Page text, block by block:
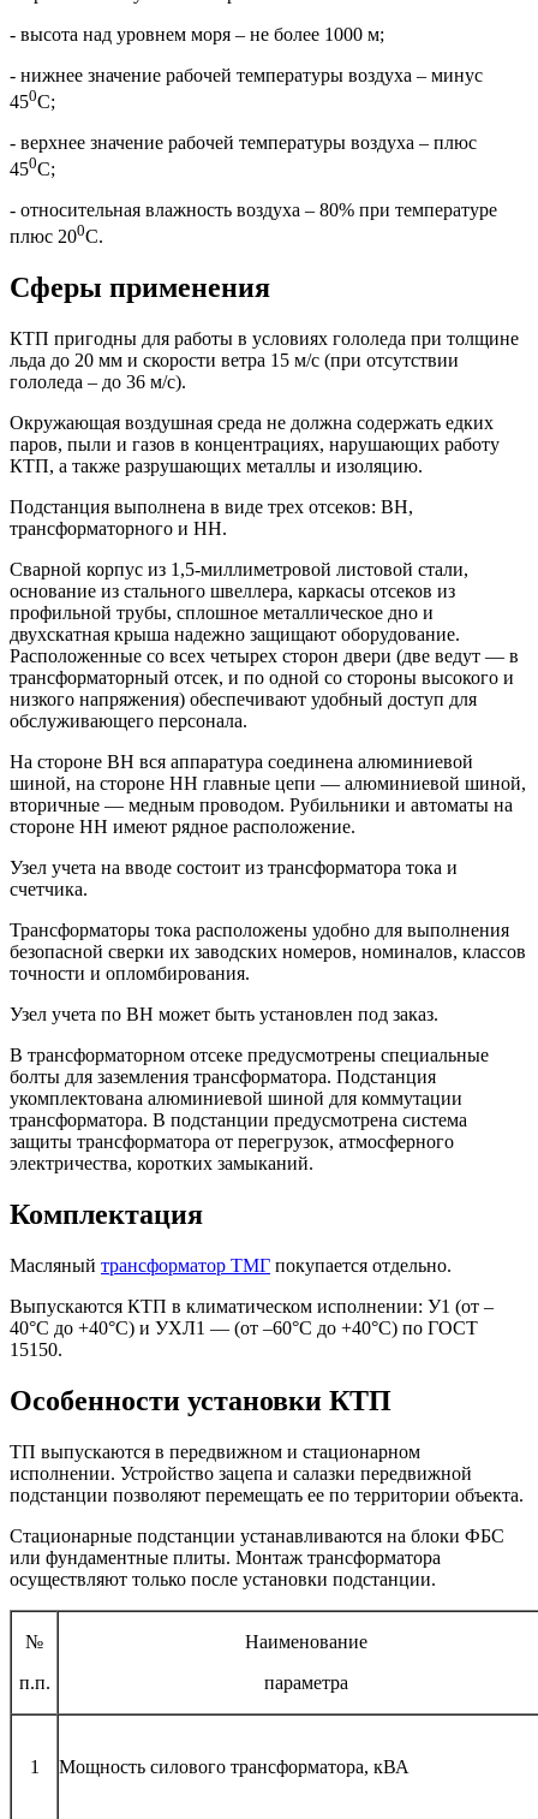
- высота над уровнем моря – не более 1000 м;
- нижнее значение рабочей температуры воздуха – минус
450С;
- верхнее значение рабочей температуры воздуха – плюс
450С;
- относительная влажность воздуха – 80% при температуре
плюс 200С.
Сферы применения
КТП пригодны для работы в условиях гололеда при толщине
льда до 20 мм и скорости ветра 15 м/с (при отсутствии
гололеда – до 36 м/с).
Окружающая воздушная среда не должна содержать едких
паров, пыли и газов в концентрациях, нарушающих работу
КТП, а также разрушающих металлы и изоляцию.
Подстанция выполнена в виде трех отсеков: ВН,
трансформаторного и НН.
Сварной корпус из 1,5-миллиметровой листовой стали,
основание из стального швеллера, каркасы отсеков из
профильной трубы, сплошное металлическое дно и
двухскатная крыша надежно защищают оборудование.
Расположенные со всех четырех сторон двери (две ведут — в
трансформаторный отсек, и по одной со стороны высокого и
низкого напряжения) обеспечивают удобный доступ для
обслуживающего персонала.
На стороне ВН вся аппаратура соединена алюминиевой
шиной, на стороне НН главные цепи — алюминиевой шиной,
вторичные — медным проводом. Рубильники и автоматы на
стороне НН имеют рядное расположение.
Узел учета на вводе состоит из трансформатора тока и
счетчика.
Трансформаторы тока расположены удобно для выполнения
безопасной сверки их заводских номеров, номиналов, классов
точности и опломбирования.
Узел учета по ВН может быть установлен под заказ.
В трансформаторном отсеке предусмотрены специальные
болты для заземления трансформатора. Подстанция
укомплектована алюминиевой шиной для коммутации
трансформатора. В подстанции предусмотрена система
защиты трансформатора от перегрузок, атмосферного
электричества, коротких замыканий.
Комплектация
Масляный трансформатор ТМГ покупается отдельно.
Выпускаются КТП в климатическом исполнении: У1 (от –
40°C до +40°C) и УХЛ1 — (от –60°C до +40°C) по ГОСТ
15150.
Особенности установки КТП
ТП выпускаются в передвижном и стационарном
исполнении. Устройство зацепа и салазки передвижной
подстанции позволяют перемещать ее по территории объекта.
Стационарные подстанции устанавливаются на блоки ФБС
или фундаментные плиты. Монтаж трансформатора
осуществляют только после установки подстанции.
№
п.п.
Наименование
параметра
1 Мощность силового трансформатора, кВА